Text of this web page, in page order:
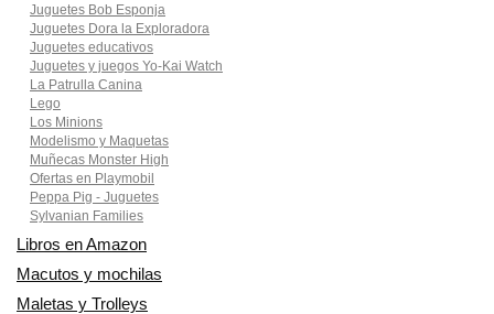
Juguetes Bob Esponja
Juguetes Dora la Exploradora
Juguetes educativos
Juguetes y juegos Yo-Kai Watch
La Patrulla Canina
Lego
Los Minions
Modelismo y Maquetas
Muñecas Monster High
Ofertas en Playmobil
Peppa Pig - Juguetes
Sylvanian Families
Libros en Amazon
Macutos y mochilas
Maletas y Trolleys